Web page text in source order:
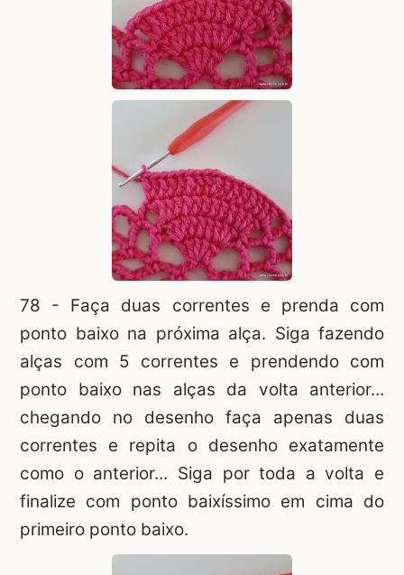
78 - Faça duas correntes e prenda com
ponto baixo na próxima alça. Siga fazendo
alças com 5 correntes e prendendo com
ponto baixo nas alças da volta anterior...
chegando no desenho faça apenas duas
correntes e repita o desenho exatamente
como o anterior... Siga por toda a volta e
finalize com ponto baixíssimo em cima do
primeiro ponto baixo.